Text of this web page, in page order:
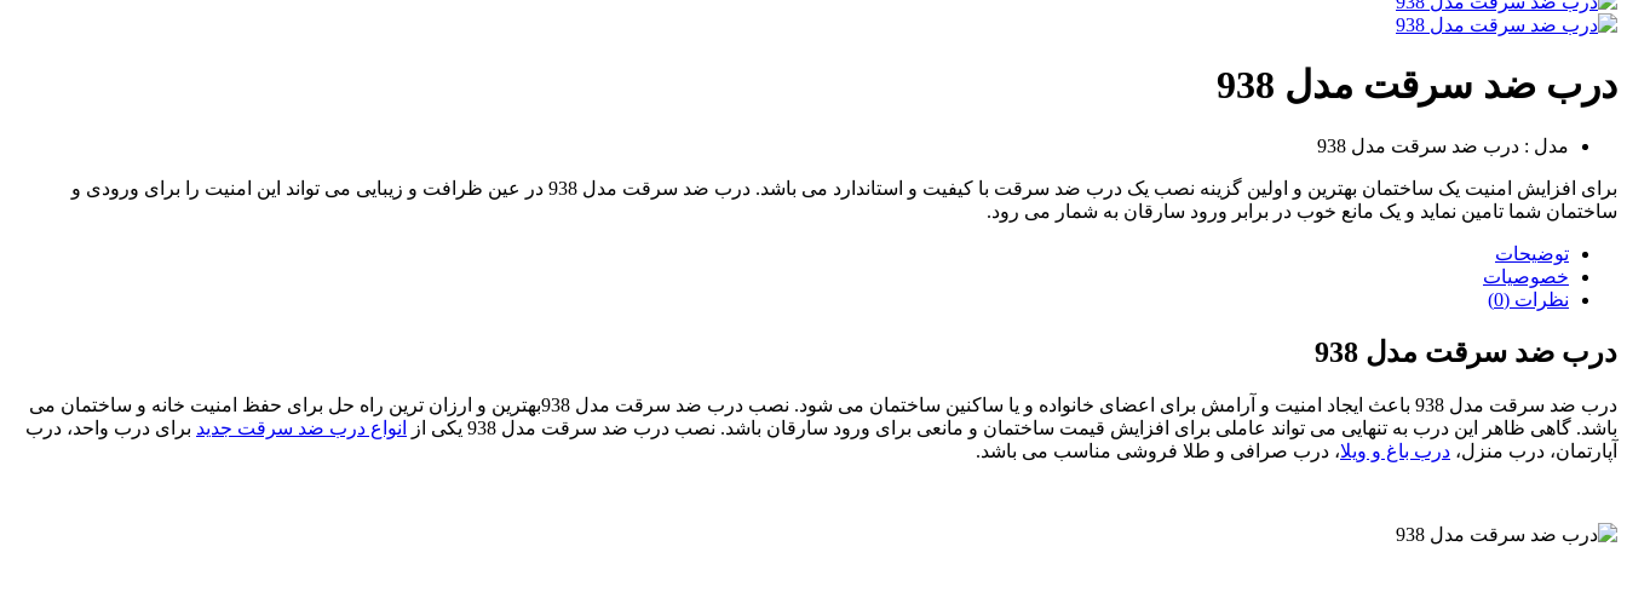
درب ضد سرقت مدل 938
مدل : درب ضد سرقت مدل 938
برای افزایش امنیت یک ساختمان بهترین و اولین گزینه نصب یک درب ضد سرقت با کیفیت و استاندارد می باشد. درب ضد سرقت مدل 938 در عین ظرافت و زیبایی می تواند این امنیت را برای ورودی و
ساختمان شما تامین نماید و یک مانع خوب در برابر ورود سارقان به شمار می رود.
توضیحات
خصوصیات
نظرات (0)
درب ضد سرقت مدل 938
درب ضد سرقت مدل 938 باعث ایجاد امنیت و آرامش برای اعضای خانواده و یا ساکنین ساختمان می شود. نصب درب ضد سرقت مدل 938بهترین و ارزان ترین راه حل برای حفظ امنیت خانه و ساختمان می
باشد. گاهی ظاهر این درب به تنهایی می تواند عاملی برای افزایش قیمت ساختمان و مانعی برای ورود سارقان باشد. نصب درب ضد سرقت مدل 938 یکی از
انواع درب ضد سرقت جدید برای درب واحد، درب
آپارتمان، درب منزل، درب باغ و ویلا، درب صرافی و طلا فروشی مناسب می باشد.